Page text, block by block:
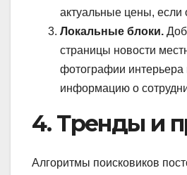
актуальные цены, если
Локальные блоки.
страницы новости
фотографии интерьера
информацию о
4. Тренды и
Алгоритмы поисковиков